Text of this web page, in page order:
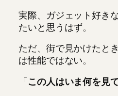
実際、ガジェット好き
たいと思うはず。
ただ、街で見かけたと
は性能ではない。
「この人はいま何を見